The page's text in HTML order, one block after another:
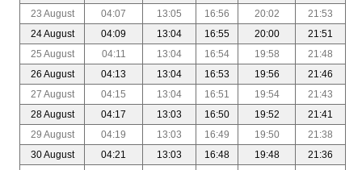
23 August
04:07 13:05 16:56 20:02
21:53
24 August
04:09 13:04 16:55 20:00
21:51
25 August
04:11 13:04 16:54 19:58
21:48
26 August
04:13 13:04 16:53 19:56
21:46
27 August
04:15 13:04 16:51 19:54
21:43
28 August
04:17 13:03 16:50 19:52
21:41
29 August
04:19 13:03 16:49 19:50
21:38
30 August
04:21 13:03 16:48 19:48
21:36